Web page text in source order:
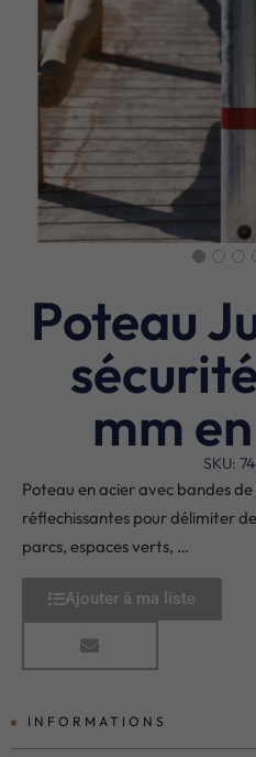
Poteau
mm
SKU:
Poteau en acier avec bandes
réflechissantes pour délimiter
parcs, espaces verts, …
Ajouter à ma liste
INFORMATIONS